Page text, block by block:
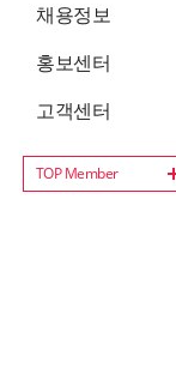
채용정보
홍보센터
고객센터
TOP Member